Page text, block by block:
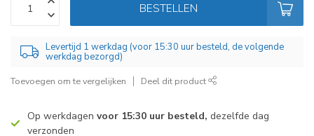
BESTELLEN
Levertijd 1 werkdag (voor 15:30 uur besteld, de volgende
werkdag bezorgd)
Toevoegen om te vergelijken Deel dit product
Op werkdagen voor 15:30 uur besteld, dezelfde dag
verzonden